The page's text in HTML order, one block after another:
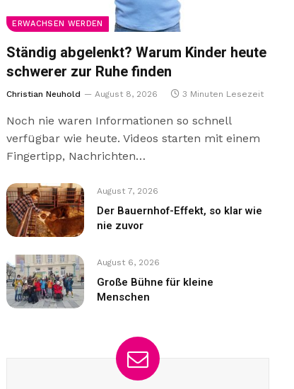
ERWACHSEN WERDEN
Ständig abgelenkt? Warum Kinder heute
schwerer zur Ruhe finden
Christian Neuhold August 8, 2026 3 Minuten Lesezeit
Noch nie waren Informationen so schnell
verfügbar wie heute. Videos starten mit einem
Fingertipp, Nachrichten…
August 7, 2026
Der Bauernhof-Effekt, so klar wie
nie zuvor
August 6, 2026
Große Bühne für kleine
Menschen